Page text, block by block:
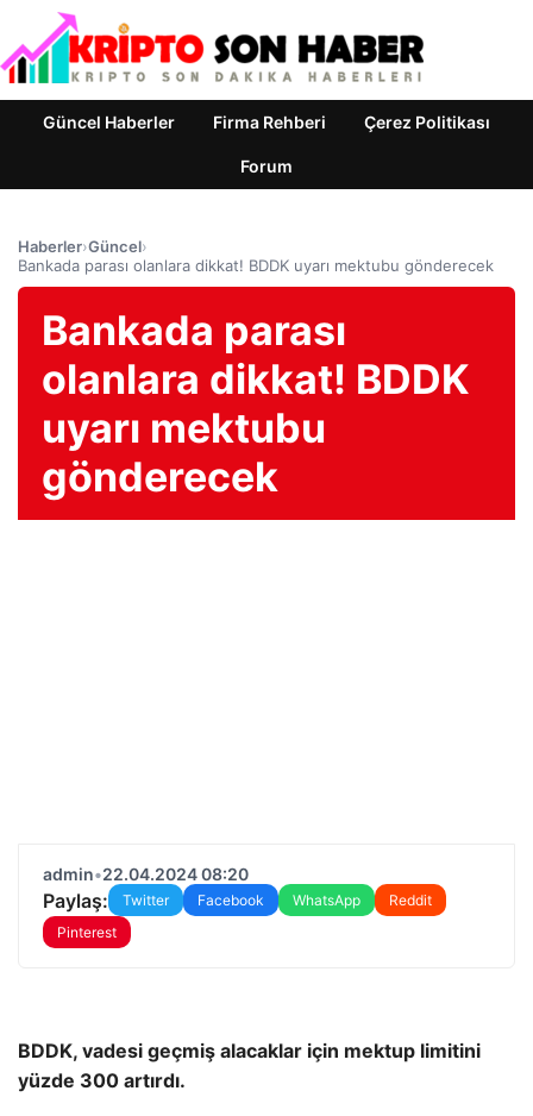
Güncel Haberler Firma Rehberi Çerez Politikası
Forum
Haberler›Güncel›
Bankada parası olanlara dikkat! BDDK uyarı mektubu gönderecek
Bankada parası
olanlara dikkat! BDDK
uyarı mektubu
gönderecek
admin•22.04.2024 08:20
Paylaş: Twitter Facebook WhatsApp
Reddit
Pinterest
BDDK, vadesi geçmiş alacaklar için mektup limitini
yüzde 300 artırdı.